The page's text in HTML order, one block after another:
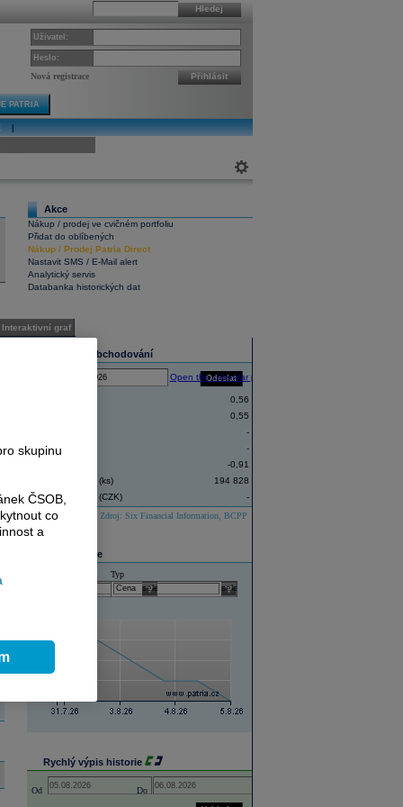
Hledej
Uživatel:
Heslo:
Nová registrace Přihlásit
PATRIA
Akce
Nákup / prodej ve cvičném portfoliu
Přidat do oblíbených
Nákup/ Prodej Patria Direct
Nastavit SMS / E-Mail alert
Analytický servis
Databanka historických dat
Interaktivní graf
Statistika obchodování
Open the calendar popup.
Odeslat
0,56
0,55
-
Denní maximum
-
-0,91
Objem obchodů (ks)
194 828
Objem obchodů (CZK)
-
Zdroj: Six Financial Information, BCPP
Graf historie
select
Typ
select
Rychlý výpis historie
Od
Open the calendar popup.
Do
skupinu
ČSOB,
co
a